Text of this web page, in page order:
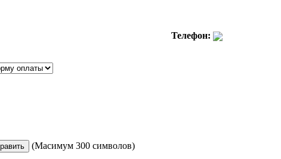
Телефон:
(Масимум 300 символов)